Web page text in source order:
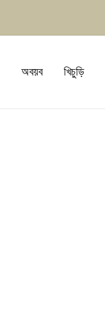
অবয়ব খিচুড়ি